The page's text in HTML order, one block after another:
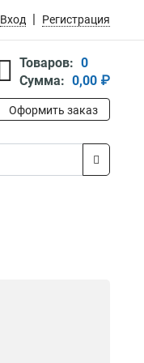
Вход Регистрация
Товаров: 0
Сумма: 0,00 ₽
Оформить заказ